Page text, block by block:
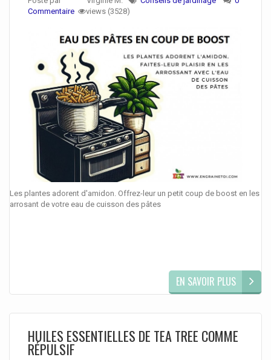
Commentaire
views (3528)
Les plantes adorent d'amidon. Offrez-leur un petit coup de boost en les
arrosant de votre eau de cuisson des pâtes
EN SAVOIR PLUS
HUILES ESSENTIELLES DE TEA TREE COMME
RÉPULSIF